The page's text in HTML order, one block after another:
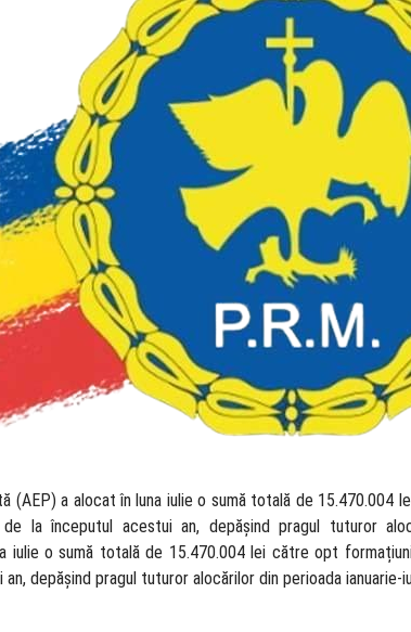
(AEP) a alocat în luna iulie o sumă totală de
la începutul acestui an, depășind pragul tuturor
iulie o sumă totală de 15.470.004 lei către opt
depășind pragul tuturor alocărilor din perioada ianuarie-